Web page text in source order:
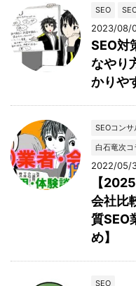
SEO
2023/08/
SEO対
なやり
かりや
SEOコン
白石竜次コ
2022/05/
【
会社比
質SEO
め】
SEO